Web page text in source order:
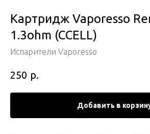
Картридж Vaporesso
1.3ohm (CCELL)
Испарители Vaporesso
250 р.
Добавить в